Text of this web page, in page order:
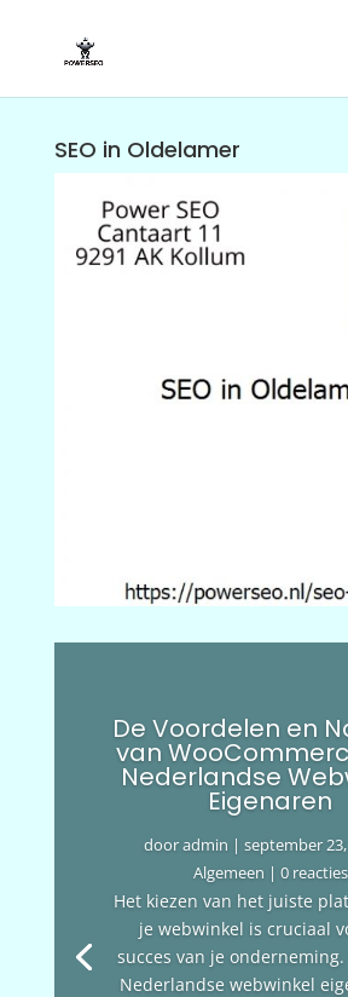
SEO in Oldelamer
De Voordelen en
van
Nederlandse
Eigenaren
dooradmin |september
Algemeen | 0 reacties
Het kiezen van het juiste
je webwinkel is cruciaal
succes van je onderneming.
Nederlandse webwinkel